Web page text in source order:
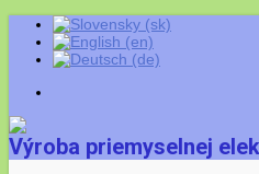
Výroba priemyselnej